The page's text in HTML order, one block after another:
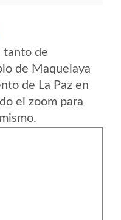
tanto de
de Maquelaya
de La Paz en
el zoom para